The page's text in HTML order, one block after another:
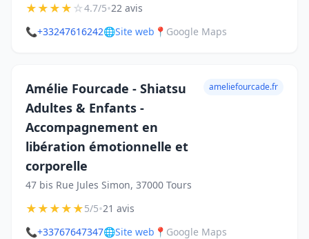
★★★★☆4.7/5•22 avis
📞+33247616242🌐Site web 📍 Google Maps
Amélie Fourcade - Shiatsu
Adultes & Enfants -
Accompagnement en
libération émotionnelle et
corporelle
47 bis Rue Jules Simon, 37000 Tours
ameliefourcade.fr
★★★★★5/5•21 avis
📞+33767647347🌐Site web 📍 Google Maps